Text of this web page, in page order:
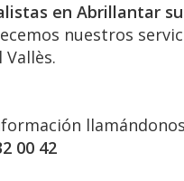
en Abrillantar
nuestros
Vallès.
00 42